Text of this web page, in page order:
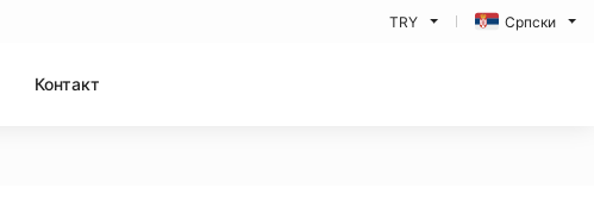
TRY Српски
Контакт